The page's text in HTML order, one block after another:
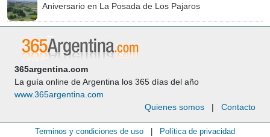
Aniversario en La Posada de Los Pajaros
365argentina.com
La guía online de Argentina los 365 días del año
www.365argentina.com
Quienes somos | Contacto
Terminos y condiciones de uso Política de privacidad